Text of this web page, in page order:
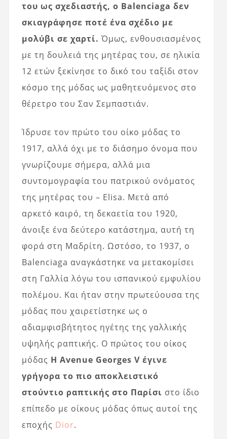
του ως σχεδιαστής, ο Balenciaga δεν
σκιαγράφησε ποτέ ένα σχέδιο με
μολύβι σε χαρτί. Όμως, ενθουσιασμένος
με τη δουλειά της μητέρας του, σε ηλικία
12 ετών ξεκίνησε το δικό του ταξίδι στον
κόσμο της μόδας ως μαθητευόμενος στο
θέρετρο του Σαν Σεμπαστιάν.
Ίδρυσε τον πρώτο του οίκο μόδας το
1917, αλλά όχι με το διάσημο όνομα που
γνωρίζουμε σήμερα, αλλά μια
συντομογραφία του πατρικού ονόματος
της μητέρας του – Elisa. Μετά από
αρκετό καιρό, τη δεκαετία του 1920,
άνοιξε ένα δεύτερο κατάστημα, αυτή τη
φορά στη Μαδρίτη. Ωστόσο, το 1937, ο
Balenciaga αναγκάστηκε να μετακομίσει
στη Γαλλία λόγω του ισπανικού εμφυλίου
πολέμου. Και ήταν στην πρωτεύουσα της
μόδας που χαιρετίστηκε ως ο
αδιαμφισβήτητος ηγέτης της γαλλικής
υψηλής ραπτικής. Ο πρώτος του οίκος
μόδας Η Avenue Georges V έγινε
γρήγορα το πιο αποκλειστικό
στούντιο ραπτικής στο Παρίσι στο ίδιο
επίπεδο με οίκους μόδας όπως αυτοί της
εποχής Dior.